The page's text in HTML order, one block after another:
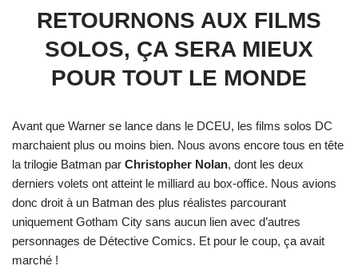
RETOURNONS AUX FILMS
SOLOS, ÇA SERA MIEUX
POUR TOUT LE MONDE
Avant que Warner se lance dans le DCEU, les films solos DC
marchaient plus ou moins bien. Nous avons encore tous en tête
la trilogie Batman par Christopher Nolan, dont les deux
derniers volets ont atteint le milliard au box-office. Nous avions
donc droit à un Batman des plus réalistes parcourant
uniquement Gotham City sans aucun lien avec d’autres
personnages de Détective Comics. Et pour le coup, ça avait
marché !